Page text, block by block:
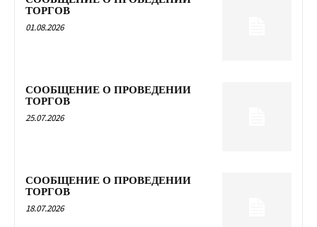
ТОРГОВ
01.08.2026
СООБЩЕНИЕ О ПРОВЕДЕНИИ
ТОРГОВ
25.07.2026
СООБЩЕНИЕ О ПРОВЕДЕНИИ
ТОРГОВ
18.07.2026